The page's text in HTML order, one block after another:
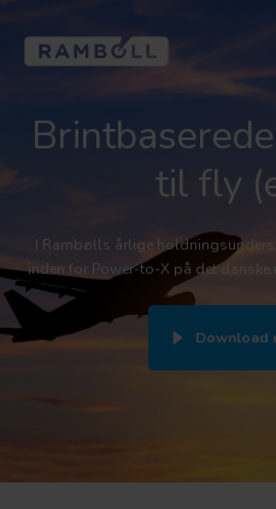
til fly
I Rambølls årlige
inden for Power-to-X på det danske
Download